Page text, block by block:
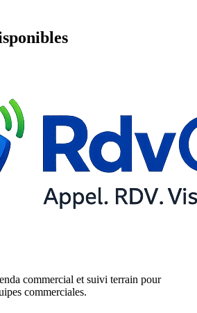
commercial et suivi terrain pour
commerciales.